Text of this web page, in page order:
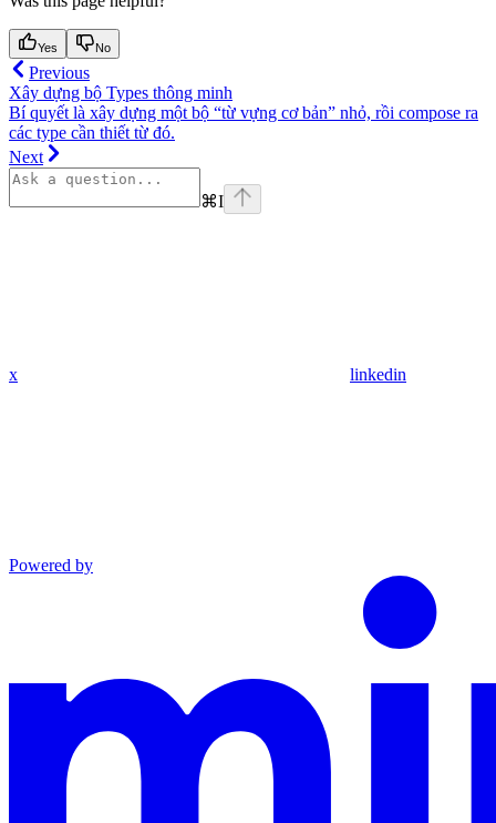
Yes No
Previous
Xây dựng bộ Types thông minh
Bí quyết là xây dựng một bộ “từ vựng cơ bản” nhỏ, rồi compose ra
các type cần thiết từ đó.
Next
⌘I
x linkedin
Powered by